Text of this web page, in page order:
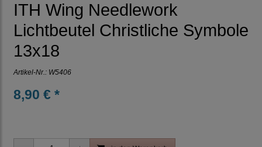
ITH Wing Needlework
Lichtbeutel Christliche Symbole
13x18
Artikel-Nr.: W5406
8,90 € *